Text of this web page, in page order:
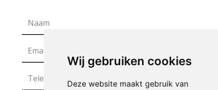
Wij gebruiken cookies
Deze website maakt gebruik van